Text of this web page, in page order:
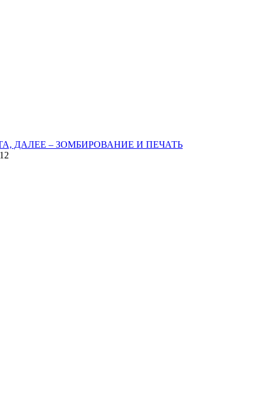
ДАЛЕЕ – ЗОМБИРОВАНИЕ И ПЕЧАТЬ